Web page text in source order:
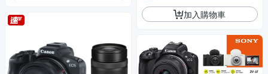
加入購物車